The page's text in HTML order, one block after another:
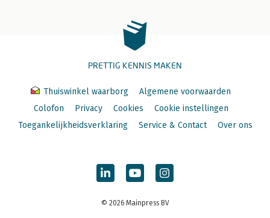
PRETTIG KENNIS MAKEN
Thuiswinkel waarborg
Algemene voorwaarden
Colofon
Privacy Cookies
Cookie instellingen
Toegankelijkheidsverklaring
Service & Contact Over ons
© 2026 Mainpress BV